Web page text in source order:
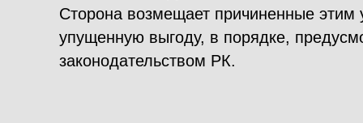
Сторона возмещает причиненные этим
упущенную выгоду, в порядке,
законодательством РК.